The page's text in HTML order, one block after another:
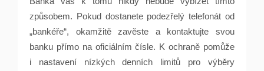
způsobem. Pokud dostanete podezřelý telefonát od
„bankéře“, okamžitě zavěste a kontaktujte svou
banku přímo na oficiálním čísle. K ochraně pomůže
i nastavení nízkých denních limitů pro výběry